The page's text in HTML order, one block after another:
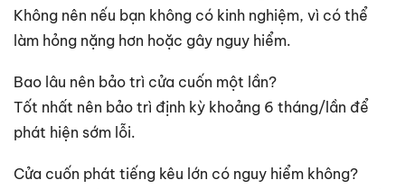
Không nên nếu bạn không có kinh nghiệm, vì có thể
làm hỏng nặng hơn hoặc gây nguy hiểm.
Bao lâu nên bảo trì cửa cuốn một lần?
Tốt nhất nên bảo trì định kỳ khoảng 6 tháng/lần để
phát hiện sớm lỗi.
Cửa cuốn phát tiếng kêu lớn có nguy hiểm không?